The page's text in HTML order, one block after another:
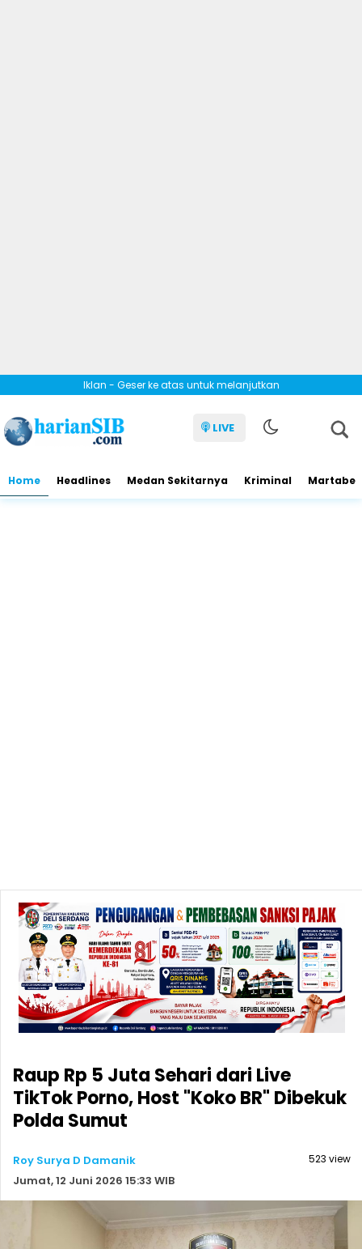
Iklan - Geser ke atas untuk melanjutkan
LIVE
Home Headlines Medan Sekitarnya Kriminal Martabe
Raup Rp 5 Juta Sehari dari Live
TikTok Porno, Host "Koko BR" Dibekuk
Polda Sumut
Roy Surya D Damanik
Jumat, 12 Juni 2026 15:33 WIB
523 view